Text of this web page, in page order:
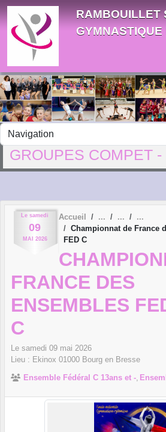
RAMBOUILLET
GYMNASTIQUE
GROUPES COMPET
Le samedi
09
MAI 2026
Accueil
Championnat de France
FED C
FRANCE DES
ENSEMBLES
C
Le samedi 09 mai 2026
Lieu : Ekinox 01000 Bourg en Bresse
Ensemble Fédéral C 13ans et -
Panneau de gestion des cookies